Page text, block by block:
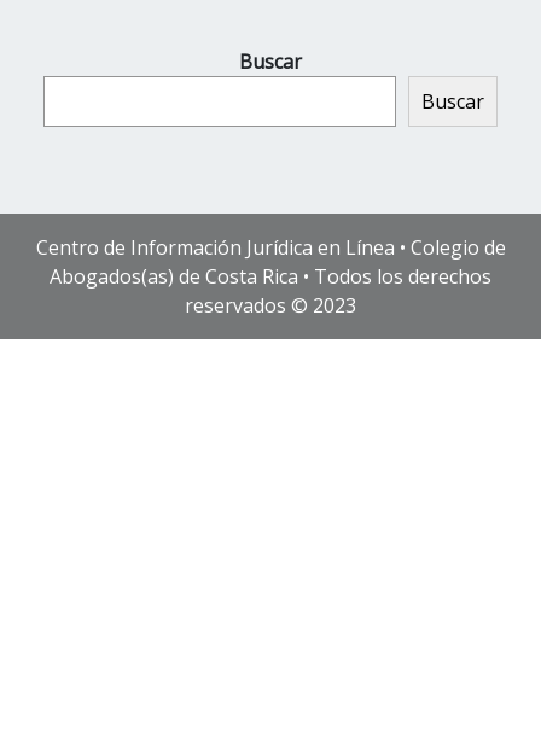
Buscar
Buscar
Centro de Información Jurídica en Línea • Colegio de
Abogados(as) de Costa Rica • Todos los derechos
reservados © 2023